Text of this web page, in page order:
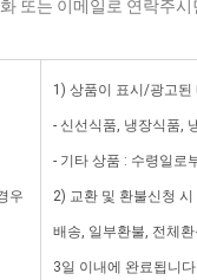
또는 이메일로 연락주
우
1) 상품이 표시/광고된
- 신선식품, 냉장식품,
- 기타 상품 : 수령일로
2) 교환 및 환불신청
배송, 일부환불, 전체
3일 이내에 완료됩니